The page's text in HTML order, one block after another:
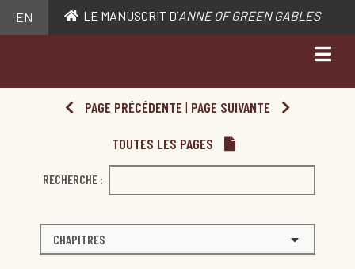
EN LE MANUSCRIT D’ANNE OF GREEN GABLES
PAGE PRÉCÉDENTE | PAGE SUIVANTE
TOUTES LES PAGES
RECHERCHE :
CHAPITRES